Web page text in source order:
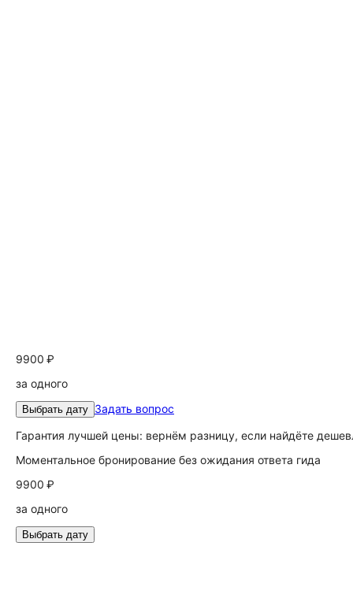
9900 ₽
за одного
Выбрать дату Задать вопрос
Гарантия лучшей цены: вернём разницу, если найдёте
Моментальное бронирование без ожидания ответа гида
9900 ₽
за одного
Выбрать дату